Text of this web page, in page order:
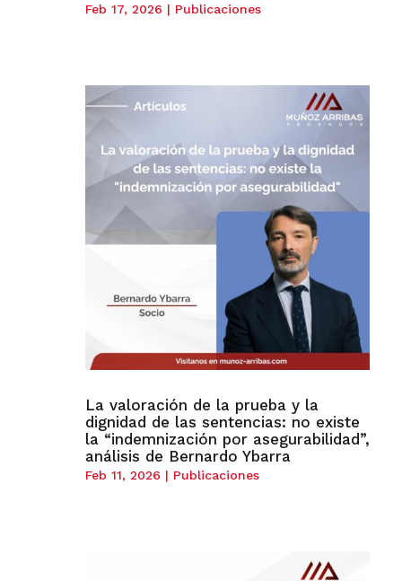
Feb 17, 2026 | Publicaciones
La valoración de la prueba y la
dignidad de las sentencias: no existe
la “indemnización por asegurabilidad”,
análisis de Bernardo Ybarra
Feb 11, 2026 | Publicaciones